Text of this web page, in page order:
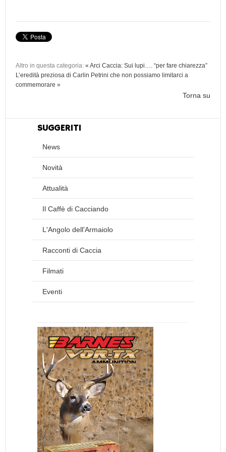
Altro in questa categoria: « Arci Caccia: Sui lupi…. “per fare chiarezza”
L’eredità preziosa di Carlin Petrini che non possiamo limitarci a
commemorare »
Torna su
SUGGERITI
News
Novità
Attualità
Il Caffè di Cacciando
L'Angolo dell'Armaiolo
Racconti di Caccia
Filmati
Eventi